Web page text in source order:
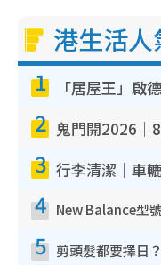
港生活
1
2
3
4
5